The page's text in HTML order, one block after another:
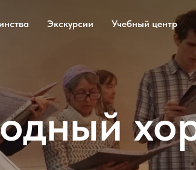
Экскурсии Учебный центр